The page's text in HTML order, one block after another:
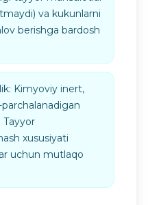
va kukunlarni
berishga bardosh
Kimyoviy inert,
xususiyati
uchun mutlaqo